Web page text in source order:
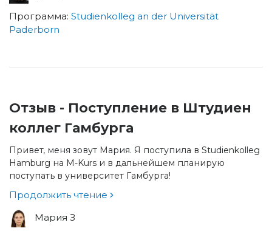
Программа: Studienkolleg an der Universität
Paderborn
Отзыв - Поступление в Штудиен
коллег Гамбурга
Привет, меня зовут Мария. Я поступила в Studienkolleg
Hamburg на M-Kurs и в дальнейшем планирую
поступать в университет Гамбурга!
Продолжить чтение
Мария З